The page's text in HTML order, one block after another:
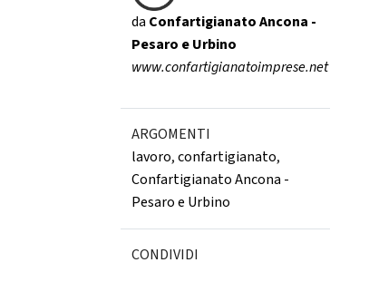
da Confartigianato Ancona -
Pesaro e Urbino
www.confartigianatoimprese.net
ARGOMENTI
lavoro,confartigianato,
Confartigianato Ancona -
Pesaro e Urbino
CONDIVIDI